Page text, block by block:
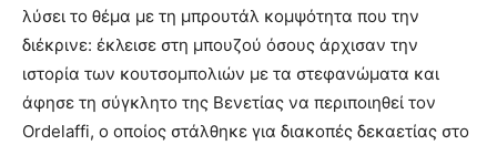
λύσει το θέμα με τη μπρουτάλ κομψότητα που την
διέκρινε: έκλεισε στη μπουζού όσους άρχισαν την
ιστορία των κουτσομπολιών με τα στεφανώματα και
άφησε τη σύγκλητο της Βενετίας να περιποιηθεί τον
Ordelaffi, o οποίος στάλθηκε για διακοπές δεκαετίας στο